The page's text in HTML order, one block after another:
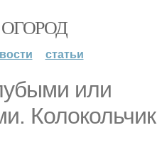
статьи
или
Колокольчик